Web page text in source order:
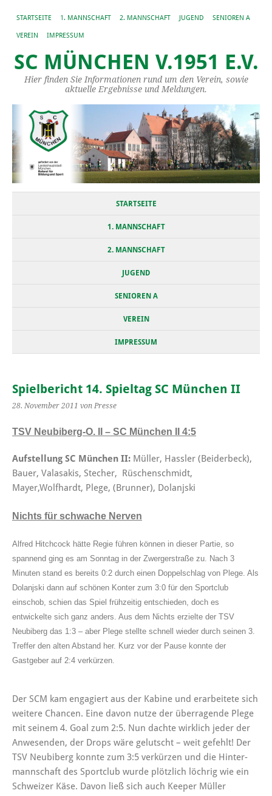
STARTSEITE 1. MANNSCHAFT 2. MANNSCHAFT JUGEND SENIOREN A
VEREIN IMPRESSUM
SC MÜNCHEN V.1951 E.V.
Hier finden Sie Informationen rund um den Verein, sowie
aktuelle Ergebnisse und Meldungen.
STARTSEITE
1. MANNSCHAFT
2. MANNSCHAFT
JUGEND
SENIOREN A
VEREIN
IMPRESSUM
Spielbericht 14. Spieltag SC München II
28. November 2011 von Presse
TSV Neubiberg-O. II – SC München II 4:5
Aufstellung SC München II: Müller, Hassler (Beiderbeck),
Bauer, Valasakis, Stecher, Rüschenschmidt,
Mayer,Wolfhardt, Plege, (Brunner), Dolanjski
Nichts für schwache Nerven
Alfred Hitchcock hätte Regie führen können in dieser Partie, so
spannend ging es am Sonntag in der Zwergerstraße zu. Nach 3
Minuten stand es bereits 0:2 durch einen Doppelschlag von Plege. Als
Dolanjski dann auf schönen Konter zum 3:0 für den Sportclub
einschob, schien das Spiel frühzeitig entschieden, doch es
entwickelte sich ganz anders. Aus dem Nichts erzielte der TSV
Neubiberg das 1:3 – aber Plege stellte schnell wieder durch seinen 3.
Treffer den alten Abstand her. Kurz vor der Pause konnte der
Gastgeber auf 2:4 verkürzen.
Der SCM kam engagiert aus der Kabine und erarbeitete sich
weitere Chancen. Eine davon nutze der überragende Plege
mit seinem 4. Goal zum 2:5. Nun dachte wirklich jeder der
Anwesenden, der Drops wäre gelutscht – weit gefehlt! Der
TSV Neubiberg konnte zum 3:5 verkürzen und die Hinter-
mannschaft des Sportclub wurde plötzlich löchrig wie ein
Schweizer Käse. Davon ließ sich auch Keeper Müller